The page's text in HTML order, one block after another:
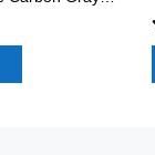
Pebble Gray